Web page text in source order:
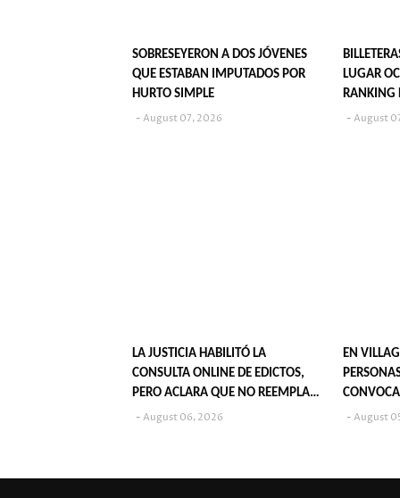
SOBRESEYERON A DOS JÓVENES
QUE ESTABAN IMPUTADOS POR
HURTO SIMPLE
August 07, 2026
LUGAR
RANKING
JUVENIL?
August
LA JUSTICIA HABILITÓ LA
CONSULTA ONLINE DE EDICTOS,
PERO ACLARA QUE NO REEMPLAZA
SU PUBLICACIÓN EN DIARIOS
August 06, 2026
EN
August